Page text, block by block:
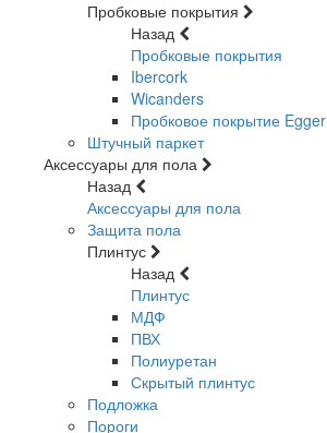
Пробковые покрытия
Назад
Пробковые покрытия
Ibercork
Wicanders
Пробковое покрытие Egger
Штучный паркет
Аксессуары для пола
Назад
Аксессуары для пола
Защита пола
Плинтус
Назад
Плинтус
МДФ
ПВХ
Полиуретан
Скрытый плинтус
Подложка
Пороги